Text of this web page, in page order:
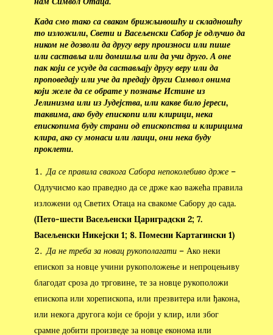
Када смо тако са сваком брижљивошћу и складношћу
то изложили, Свети и Васељенски Сабор је одлучио да
ником не дозволи да другу веру произноси или пише
или саставља или домишља или да учи друго. А оне
пак који се усуде да састављају другу веру или да
проповедају или уче да предају други Символ онима
који желе да се обрате у познање Истине из
Јелинизма или из Јудејства, или какве било јереси,
таквима, ако буду епископи или клирици, нека
епископима буду страни од епископства и клирицима
клира, ако су монаси или лаици, они нека буду
проклети.
Да се правила свакога Сабора непоколебиво држе–
Одлучисмо као праведно да се држе као важећа правила
изложени од Светих Отаца на свакоме Сабору до сада.
(Пето-шести Васељенски Цариградски 2; 7.
Васељенски Никејски 1; 8. Помесни Картагински 1)
Да не треба за новац рукополагати – Ако неки
епископ за новце учини рукоположење и непроцењиву
благодат сроза до трговине, те за новце рукоположи
епископа или хорепископа, или презвитера или ђакона,
или некога другога који се броји у клир, или због
срамне добити произведе за новце економа или